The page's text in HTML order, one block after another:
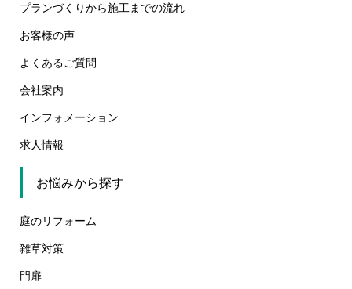
プランづくりから施工までの流れ
お客様の声
よくあるご質問
会社案内
インフォメーション
求人情報
お悩みから探す
庭のリフォーム
雑草対策
門扉